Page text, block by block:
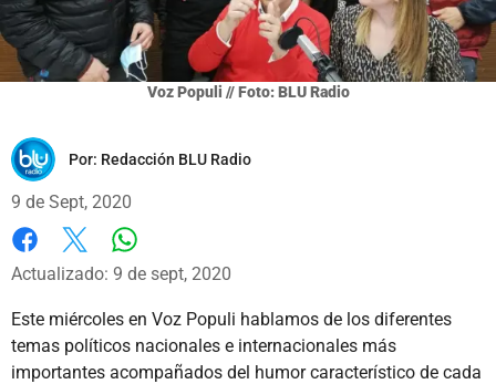
Voz Populi // Foto: BLU Radio
Por: Redacción BLU Radio
9 de Sept, 2020
Facebook
X
Actualizado: 9 de sept, 2020
Este miércoles en Voz Populi hablamos de los diferentes
temas políticos nacionales e internacionales más
importantes acompañados del humor característico de cada